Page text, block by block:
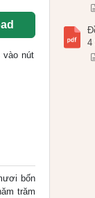
vào nút
bốn
trăm
4